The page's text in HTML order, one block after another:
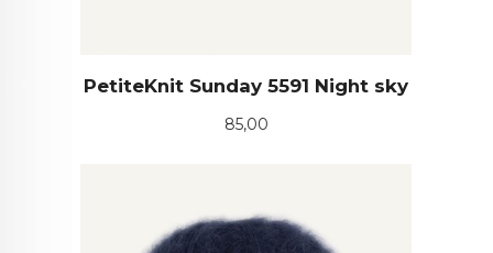
PetiteKnit Sunday 5591 Night sky
Pris
85,00